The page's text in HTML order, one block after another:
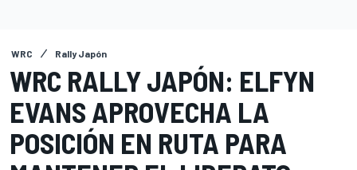
WRC Rally Japón
WRC RALLY JAPÓN: ELFYN
EVANS APROVECHA LA
POSICIÓN EN RUTA PARA